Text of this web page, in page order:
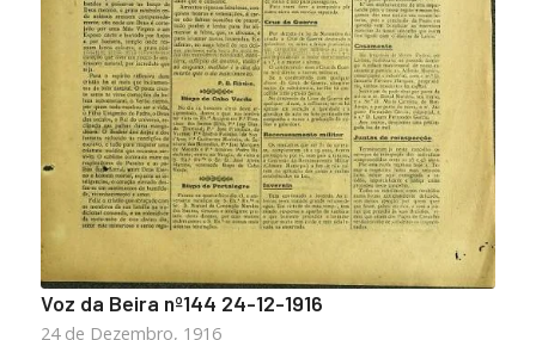
Voz da Beira nº144 24-12-1916
24 de Dezembro, 1916